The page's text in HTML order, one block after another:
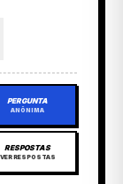
PERGUNTA
ANÔNIMA
RESPOSTAS
VER RESPOSTAS